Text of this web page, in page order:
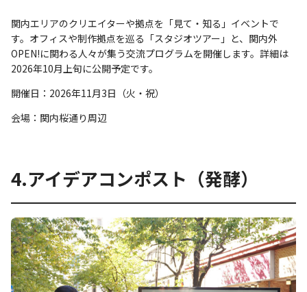
関内エリアのクリエイターや拠点を「見て・知る」イベントで
す。オフィスや制作拠点を巡る「スタジオツアー」と、関内外
OPEN!に関わる人々が集う交流プログラムを開催します。詳細は
2026年10月上旬に公開予定です。
開催日：2026年11月3日（火・祝）
会場：関内桜通り周辺
4.アイデアコンポスト（発酵）